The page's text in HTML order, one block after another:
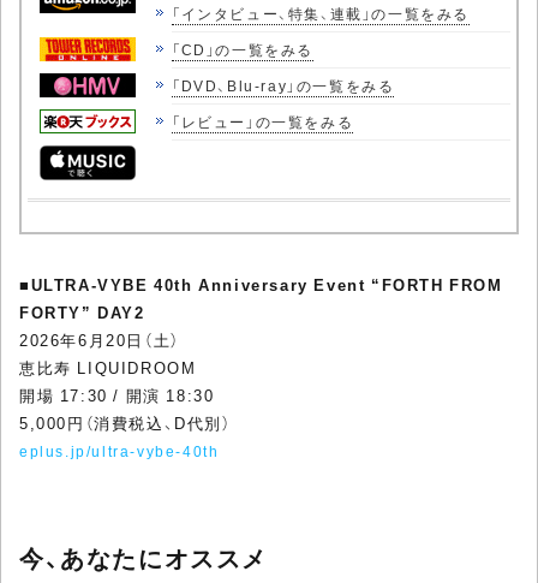
「インタビュー、特集、連載」の一覧をみる
「CD」の一覧をみる
「DVD、Blu-ray」の一覧をみる
「レビュー」の一覧をみる
■ULTRA-VYBE 40th Anniversary Event “FORTH FROM
FORTY” DAY2
2026年6月20日（土）
恵比寿 LIQUIDROOM
開場 17:30 / 開演 18:30
5,000円（消費税込、D代別）
eplus.jp/ultra-vybe-40th
今、あなたにオススメ